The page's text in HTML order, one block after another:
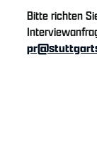
Bitte richten